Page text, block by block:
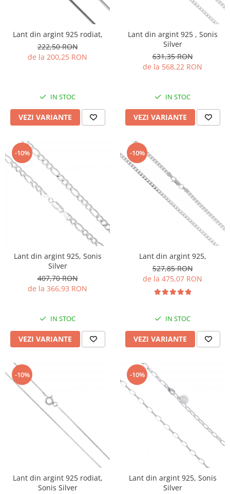
Lant din argint 925 rodiat,
222,50 RON
de la 200,25 RON
IN STOC
VEZI VARIANTE
Lant din argint 925 , Sonis
Silver
631,35 RON
de la 568,22 RON
IN STOC
VEZI VARIANTE
-10%
Lant din argint 925, Sonis
Silver
407,70 RON
de la 366,93 RON
IN STOC
VEZI VARIANTE
-10%
Lant din argint 925,
527,85 RON
de la 475,07 RON
IN STOC
VEZI VARIANTE
-10%
Lant din argint 925 rodiat,
Sonis Silver
-10%
Lant din argint 925, Sonis
Silver